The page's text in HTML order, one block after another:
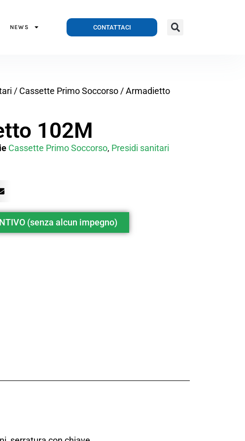
NEWS CONTATTACI
/ Cassette Primo Soccorso/ Armadietto
102M
Cassette Primo Soccorso, Presidi sanitari
(senza alcun impegno)